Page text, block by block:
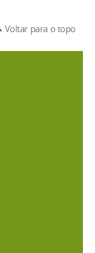
Voltar para o topo